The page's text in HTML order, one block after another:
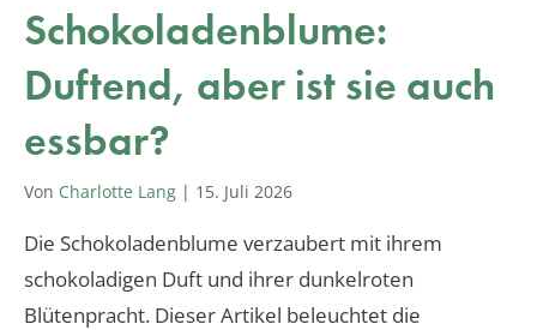
Schokoladenblume:
Duftend, aber ist sie auch
essbar?
Von Charlotte Lang | 15. Juli 2026
Die Schokoladenblume verzaubert mit ihrem
schokoladigen Duft und ihrer dunkelroten
Blütenpracht. Dieser Artikel beleuchtet die